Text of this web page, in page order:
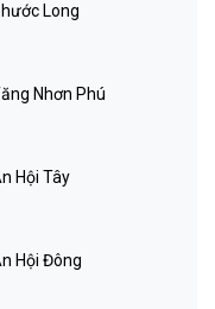
Long
Nhơn Phú
Hội Tây
Hội Đông